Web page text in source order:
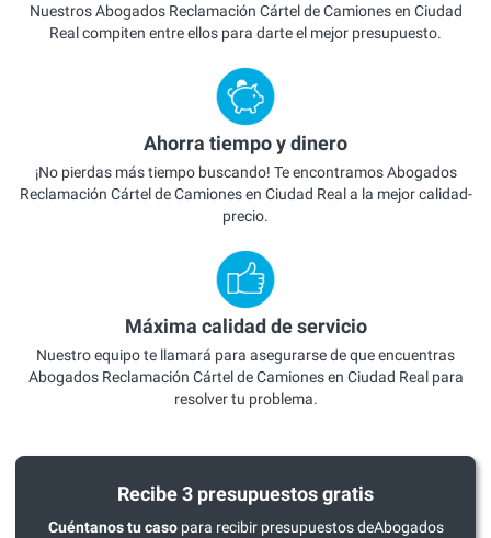
Nuestros Abogados Reclamación Cártel de Camiones en Ciudad
Real compiten entre ellos para darte el mejor presupuesto.
Ahorra tiempo y dinero
¡No pierdas más tiempo buscando! Te encontramos Abogados
Reclamación Cártel de Camiones en Ciudad Real a la mejor calidad-
precio.
Máxima calidad de servicio
Nuestro equipo te llamará para asegurarse de que encuentras
Abogados Reclamación Cártel de Camiones en Ciudad Real para
resolver tu problema.
Recibe 3 presupuestos gratis
Cuéntanos tu casopara recibir presupuestos deAbogados